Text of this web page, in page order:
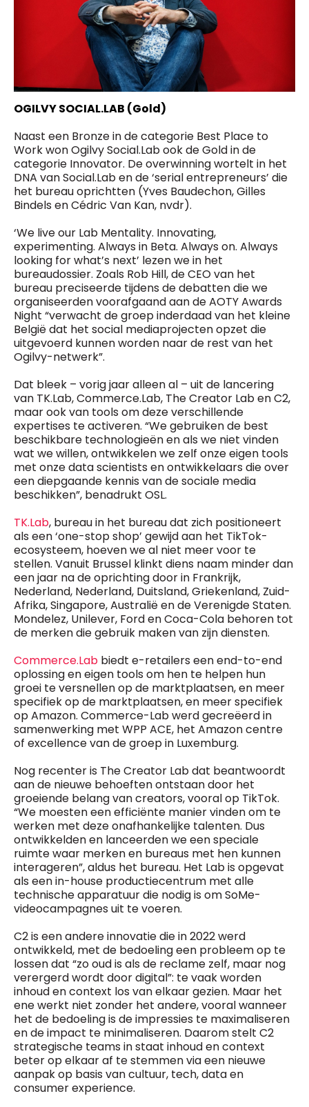
OGILVY SOCIAL.LAB (Gold)
Naast een Bronze in de categorie Best Place to
Work won Ogilvy Social.Lab ook de Gold in de
categorie Innovator. De overwinning wortelt in het
DNA van Social.Lab en de ‘serial entrepreneurs’ die
het bureau oprichtten (Yves Baudechon, Gilles
Bindels en Cédric Van Kan, nvdr).
‘We live our Lab Mentality. Innovating,
experimenting. Always in Beta. Always on. Always
looking for what’s next’ lezen we in het
bureaudossier. Zoals Rob Hill, de CEO van het
bureau preciseerde tijdens de debatten die we
organiseerden voorafgaand aan de AOTY Awards
Night “verwacht de groep inderdaad van het kleine
België dat het social mediaprojecten opzet die
uitgevoerd kunnen worden naar de rest van het
Ogilvy-netwerk”.
Dat bleek – vorig jaar alleen al – uit de lancering
van TK.Lab, Commerce.Lab, The Creator Lab en C2,
maar ook van tools om deze verschillende
expertises te activeren. “We gebruiken de best
beschikbare technologieën en als we niet vinden
wat we willen, ontwikkelen we zelf onze eigen tools
met onze data scientists en ontwikkelaars die over
een diepgaande kennis van de sociale media
beschikken”, benadrukt OSL.
TK.Lab, bureau in het bureau dat zich positioneert
als een ‘one-stop shop’ gewijd aan het TikTok-
ecosysteem, hoeven we al niet meer voor te
stellen. Vanuit Brussel klinkt diens naam minder dan
een jaar na de oprichting door in Frankrijk,
Nederland, Nederland, Duitsland, Griekenland, Zuid-
Afrika, Singapore, Australië en de Verenigde Staten.
Mondelez, Unilever, Ford en Coca-Cola behoren tot
de merken die gebruik maken van zijn diensten.
Commerce.Lab biedt e-retailers een end-to-end
oplossing en eigen tools om hen te helpen hun
groei te versnellen op de marktplaatsen, en meer
specifiek op de marktplaatsen, en meer specifiek
op Amazon. Commerce-Lab werd gecreëerd in
samenwerking met WPP ACE, het Amazon centre
of excellence van de groep in Luxemburg.
Nog recenter is The Creator Lab dat beantwoordt
aan de nieuwe behoeften ontstaan door het
groeiende belang van creators, vooral op TikTok.
“We moesten een efficiënte manier vinden om te
werken met deze onafhankelijke talenten. Dus
ontwikkelden en lanceerden we een speciale
ruimte waar merken en bureaus met hen kunnen
interageren”, aldus het bureau. Het Lab is opgevat
als een in-house productiecentrum met alle
technische apparatuur die nodig is om SoMe-
videocampagnes uit te voeren.
C2 is een andere innovatie die in 2022 werd
ontwikkeld, met de bedoeling een probleem op te
lossen dat “zo oud is als de reclame zelf, maar nog
verergerd wordt door digital”: te vaak worden
inhoud en context los van elkaar gezien. Maar het
ene werkt niet zonder het andere, vooral wanneer
het de bedoeling is de impressies te maximaliseren
en de impact te minimaliseren. Daarom stelt C2
strategische teams in staat inhoud en context
beter op elkaar af te stemmen via een nieuwe
aanpak op basis van cultuur, tech, data en
consumer experience.